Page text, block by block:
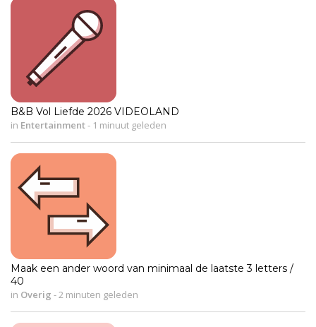
B&B Vol Liefde 2026 VIDEOLAND
in Entertainment- 1 minuut geleden
Maak een ander woord van minimaal de laatste 3 letters /
40
in Overig -2 minuten geleden